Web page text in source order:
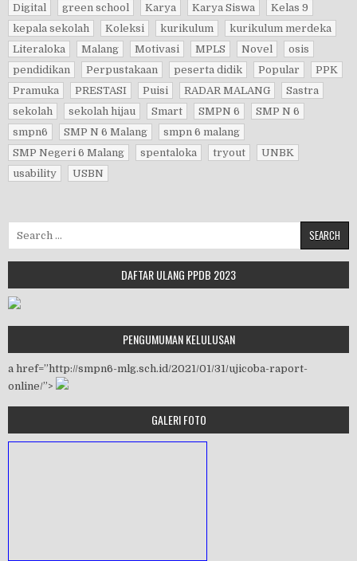
Digital
green school Karya Karya Siswa
Kelas 9
kepala sekolah
Koleksi kurikulum
kurikulum merdeka
Literaloka
Malang Motivasi MPLS Novel
osis
pendidikan
Perpustakaan peserta didik Popular
PPK
Pramuka
PRESTASI Puisi RADAR MALANG
Sastra
sekolah
sekolah hijau Smart SMPN 6
SMP N 6
smpn6
SMP N 6 Malang
smpn 6 malang
SMP Negeri 6 Malang
spentaloka tryout
UNBK
usability
USBN
DAFTAR ULANG PPDB 2023
PENGUMUMAN KELULUSAN
a href=”http://smpn6-mlg.sch.id/2021/01/31/ujicoba-raport-
online/”>
GALERI FOTO